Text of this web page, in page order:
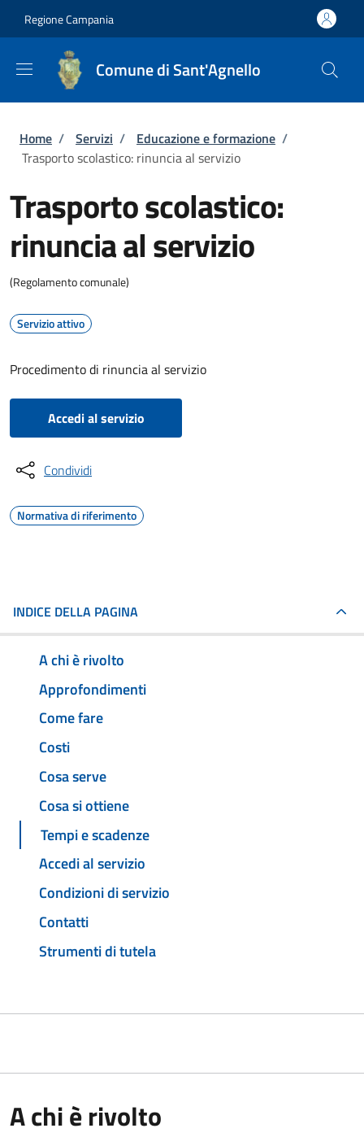
Regione Campania
Comune di Sant'Agnello
Briciole di pane
Home / Servizi / Educazione e formazione /
Trasporto scolastico: rinuncia al servizio
Trasporto scolastico:
rinuncia al servizio
(Regolamento comunale)
Servizio attivo
Procedimento di rinuncia al servizio
Accedi al servizio
Condividi
Normativa di riferimento
INDICE DELLA PAGINA
A chi è rivolto
Approfondimenti
Come fare
Costi
Cosa serve
Cosa si ottiene
Tempi e scadenze
Accedi al servizio
Condizioni di servizio
Contatti
Strumenti di tutela
A chi è rivolto